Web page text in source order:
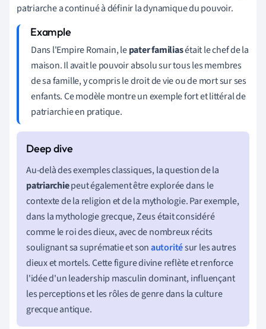
patriarche a continué à définir la dynamique du pouvoir.
Dans l'Empire Romain, lepater familiasétait le chef de la
maison. Il avait le pouvoir absolu sur tous les membres
de sa famille, y compris le droit de vie ou de mort sur ses
enfants. Ce modèle montre un exemple fort et littéral de
patriarchie en pratique.
Au-delà des exemples classiques, la question de la
patriarchiepeut également être explorée dans le
contexte de la religion et de la mythologie. Par exemple,
dans la mythologie grecque, Zeus était considéré
comme le roi des dieux, avec de nombreux récits
soulignant sa suprématie et sonautoritésur les autres
dieux et mortels. Cette figure divine reflète et renforce
l'idée d'un leadership masculin dominant, influençant
les perceptions et les rôles de genre dans la culture
grecque antique.